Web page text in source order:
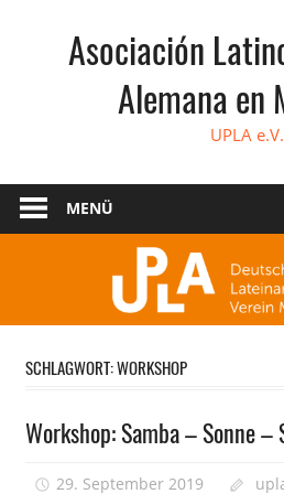
Asociación
Alemana en
UPLA e.V.
MENÜ
SCHLAGWORT:WORKSHOP
Workshop: Samba – Sonne –
29. September 2019